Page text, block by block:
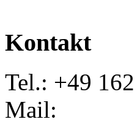
Kontakt
Tel.: +49
Mail: